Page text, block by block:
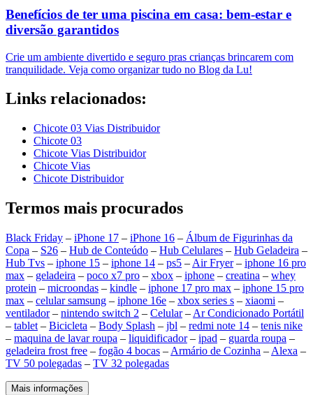
Benefícios de ter uma piscina em casa: bem-estar e
diversão garantidos
Crie um ambiente divertido e seguro pras crianças brincarem com
tranquilidade. Veja como organizar tudo no Blog da Lu!
Links relacionados:
Chicote 03 Vias Distribuidor
Chicote 03
Chicote Vias Distribuidor
Chicote Vias
Chicote Distribuidor
Termos mais procurados
Black Friday – iPhone 17 – iPhone 16 – Álbum de Figurinhas da
Copa – S26 – Hub de Conteúdo – Hub Celulares – Hub Geladeira –
Hub Tvs – iphone 15 – iphone 14 – ps5 – Air Fryer– iphone 16 pro
max – geladeira – poco x7 pro – xbox – iphone – creatina – whey
protein – microondas – kindle – iphone 17 pro max – iphone 15 pro
max – celular samsung – iphone 16e – xbox series s – xiaomi –
ventilador– nintendo switch 2 – Celular– Ar Condicionado Portátil
– tablet – Bicicleta – Body Splash – jbl – redmi note 14 – tenis nike
– maquina de lavar roupa – liquidificador– ipad – guarda roupa –
geladeira frost free – fogão 4 bocas – Armário de Cozinha – Alexa –
TV 50 polegadas – TV 32 polegadas
Mais informações